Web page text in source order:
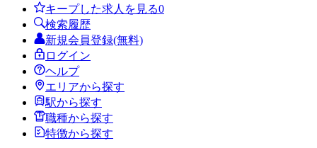
キープした求人を見る0
検索履歴
新規会員登録(無料)
ログイン
ヘルプ
エリアから探す
駅から探す
職種から探す
特徴から探す